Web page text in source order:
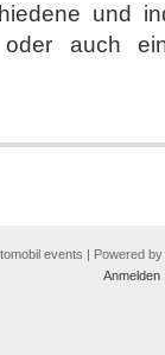
und
auch
events | Powered by
Anmelden|